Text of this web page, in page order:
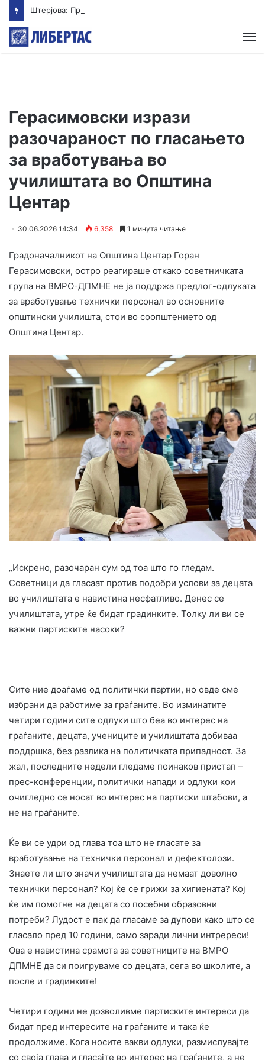
Герасимовски изрази
разочараност по гласањето
за вработувања во
училиштата во Општина
Центар
30.06.2026 14:34 6,358 1 минута читање
Градоначалникот на Општина Центар Горан
Герасимовски, остро реагираше откако советничката
група на ВМРО-ДПМНЕ не ја поддржа предлог-одлуката
за вработување технички персонал во основните
општински училишта, стои во соопштението од
Општина Центар.
„Искрено, разочаран сум од тоа што го гледам.
Советници да гласаат против подобри услови за децата
во училиштата е навистина несфатливо. Денес се
училиштата, утре ќе бидат градинките. Толку ли ви се
важни партиските насоки?
Сите ние доаѓаме од политички партии, но овде сме
избрани да работиме за граѓаните. Во изминатите
четири години сите одлуки што беа во интерес на
граѓаните, децата, учениците и училиштата добиваа
поддршка, без разлика на политичката припадност. За
жал, последните недели гледаме поинаков пристап –
прес-конференции, политички напади и одлуки кои
очигледно се носат во интерес на партиски штабови, а
не на граѓаните.
Ќе ви се удри од глава тоа што не гласате за
вработување на технички персонал и дефектолози.
Знаете ли што значи училиштата да немаат доволно
технички персонал? Кој ќе се грижи за хигиената? Кој
ќе им помогне на децата со посебни образовни
потреби? Лудост е пак да гласаме за дупови како што се
гласало пред 10 години, само заради лични интререси!
Ова е навистина срамота за советниците на ВМРО
ДПМНЕ да си поигруваме со децата, сега во школите, а
после и градинките!
Четири години не дозволивме партиските интереси да
бидат пред интересите на граѓаните и така ќе
продолжиме. Кога носите вакви одлуки, размислувајте
со своја глава и гласајте во интерес на граѓаните, а не